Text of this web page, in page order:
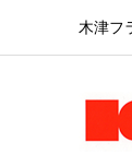
木津フ